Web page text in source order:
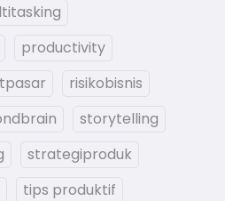
productivity
risikobisnis
storytelling
strategiproduk
tips produktif